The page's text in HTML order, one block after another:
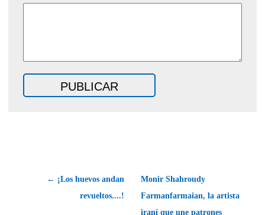
← ¡Los huevos andan
revueltos....!
Monir Shahroudy
Farmanfarmaian, la artista
iraní que une patrones